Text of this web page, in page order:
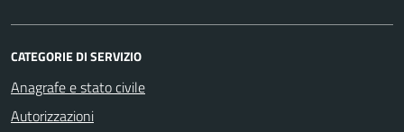
CATEGORIE DI SERVIZIO
Anagrafe e stato civile
Autorizzazioni